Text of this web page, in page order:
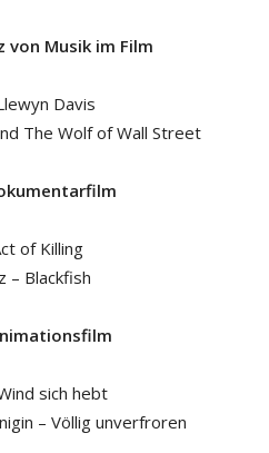
von Musik im Film
Davis
The Wolf of Wall Street
of Killing
– Blackfish
sich hebt
– Völlig unverfroren